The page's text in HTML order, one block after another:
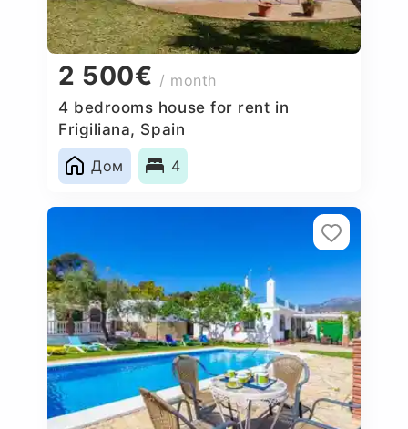
2 500€ / month
4 bedrooms house for rent in
Frigiliana, Spain
Дом
4